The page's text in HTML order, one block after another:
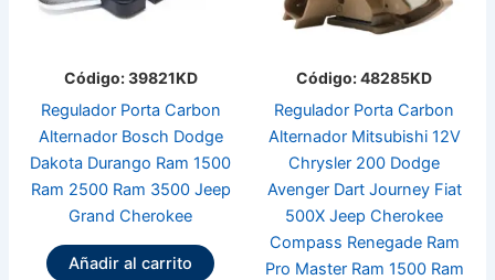
Código: 39821KD
Regulador Porta Carbon
Alternador Bosch Dodge
Dakota Durango Ram 1500
Ram 2500 Ram 3500 Jeep
Grand Cherokee
Añadir al carrito
Código: 48285KD
Regulador Porta Carbon
Alternador Mitsubishi 12V
Chrysler 200 Dodge
Avenger Dart Journey Fiat
500X Jeep Cherokee
Compass Renegade Ram
Pro Master Ram 1500 Ram